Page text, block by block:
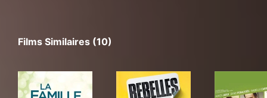
Films Similaires (10)